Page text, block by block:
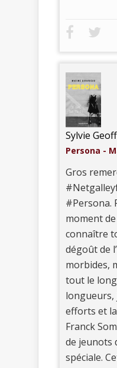
Sylvie
Persona -
Gros
#Persona.
moment
connaître
dégoût de
morbides,
tout le
longueurs,
efforts et
Franck
de jeunots
spéciale.